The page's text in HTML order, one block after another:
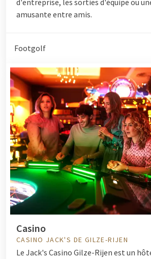
d'entreprise, les sorties d'équipe ou
amusante entre amis.
Footgolf
Casino
CASINO JACK'S DE GILZE-RIJEN
Le Jack's Casino Gilze-Rijen est un